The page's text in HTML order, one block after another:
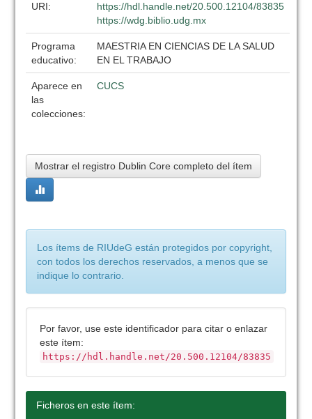
URI:
https://hdl.handle.net/20.500.12104/83835
https://wdg.biblio.udg.mx
Programa
educativo:
MAESTRIA EN CIENCIAS DE LA SALUD
EN EL TRABAJO
Aparece en
las
colecciones:
CUCS
Mostrar el registro Dublin Core completo del ítem
Los ítems de RIUdeG están protegidos por copyright,
con todos los derechos reservados, a menos que se
indique lo contrario.
Por favor, use este identificador para citar o enlazar
este ítem:
https://hdl.handle.net/20.500.12104/83835
Ficheros en este ítem: